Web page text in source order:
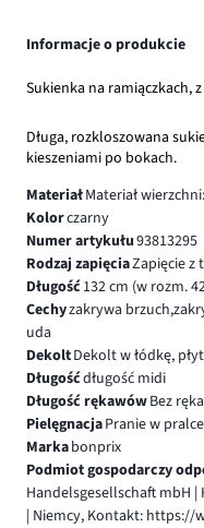
Informacje o produkcie
Sukienka na ramiączkach,
Długa, rozkloszowana
kieszeniami po bokach.
MateriałMateriał
Kolorczarny
Numer artykułu93813295
Rodzaj zapięciaZapięcie z
Długość132 cm (w rozm.
Cechyzakrywa
uda
DekoltDekolt w łódkę,
Długośćdługość midi
Długość rękawówBez
PielęgnacjaPranie w
Markabonprix
Podmiot gospodarczy
Handelsgesellschaft mbH
| Niemcy, Kontakt: